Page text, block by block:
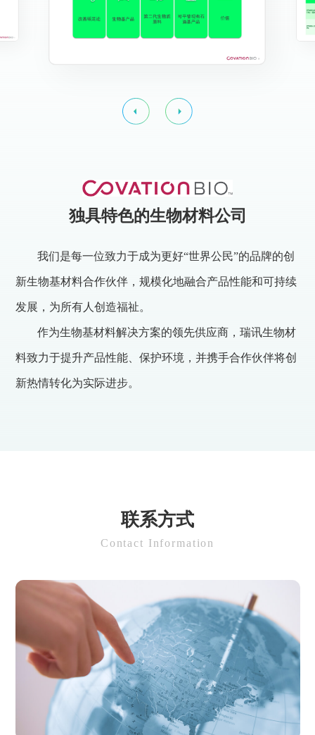
独具特色的生物材料公司
我们是每一位致力于成为更好“世界公民”的品牌的创
新生物基材料合作伙伴，规模化地融合产品性能和可持续
发展，为所有人创造福祉。
作为生物基材料解决方案的领先供应商，瑞讯生物材
料致力于提升产品性能、保护环境，并携手合作伙伴将创
新热情转化为实际进步。
联系方式
Contact Information